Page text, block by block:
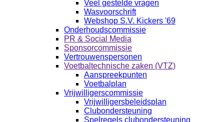
Veel gestelde vragen
Wasvoorschrift
Webshop S.V. Kickers '69
Onderhoudscommissie
PR & Social Media
Sponsorcommissie
Vertrouwenspersonen
Voetbaltechnische zaken (VTZ)
Aanspreekpunten
Voetbalplan
Vrijwilligerscommissie
Vrijwilligersbeleidsplan
Clubondersteuning
Spelregels clubondersteuning